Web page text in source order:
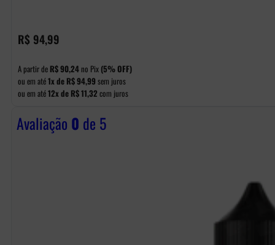
R$ 94,99
A partir de R$90,24 no Pix (5% OFF)
ou em até1x de R$94,99 sem juros
ou em até12x de R$11,32 com juros
Avaliação 0 de 5